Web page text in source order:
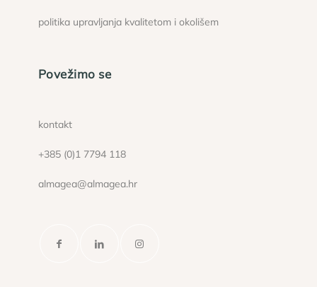
politika upravljanja kvalitetom i okolišem
Povežimo se
kontakt
+385 (0)1 7794 118
almagea@almagea.hr